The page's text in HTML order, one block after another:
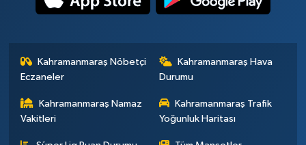
Kahramanmaraş Nöbetçi
Eczaneler
Kahramanmaraş Hava
Durumu
Kahramanmaraş Namaz
Vakitleri
Kahramanmaraş Trafik
Yoğunluk Haritası